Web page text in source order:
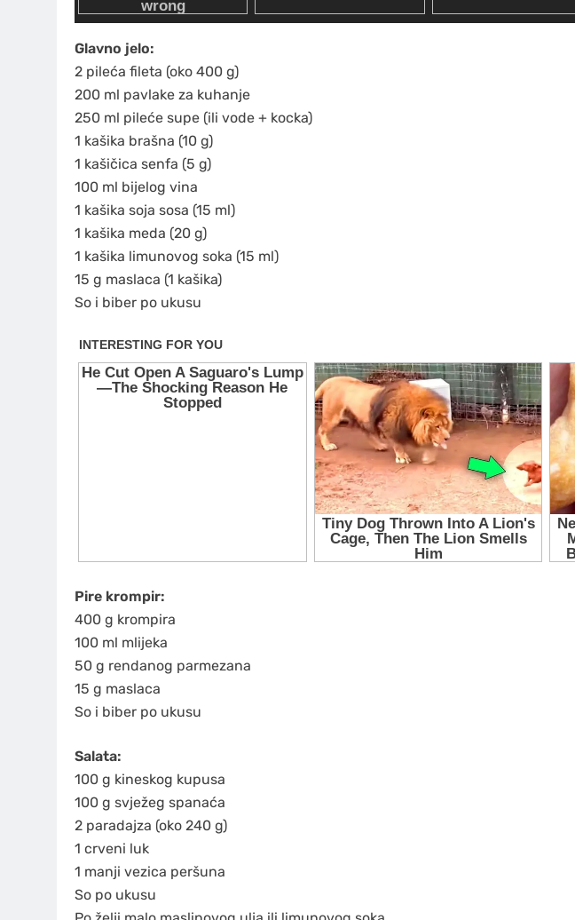
Glavno jelo:
2 pileća fileta (oko 400 g)
200 ml pavlake za kuhanje
250 ml pileće supe (ili vode + kocka)
1 kašika brašna (10 g)
1 kašičica senfa (5 g)
100 ml bijelog vina
1 kašika soja sosa (15 ml)
1 kašika meda (20 g)
1 kašika limunovog soka (15 ml)
15 g maslaca (1 kašika)
So i biber po ukusu
Pire krompir:
400 g krompira
100 ml mlijeka
50 g rendanog parmezana
15 g maslaca
So i biber po ukusu
Salata:
100 g kineskog kupusa
100 g svježeg spanaća
2 paradajza (oko 240 g)
1 crveni luk
1 manji vezica peršuna
So po ukusu